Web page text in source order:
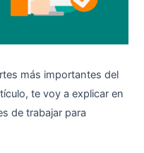
más importantes del
te voy a explicar en
de trabajar para